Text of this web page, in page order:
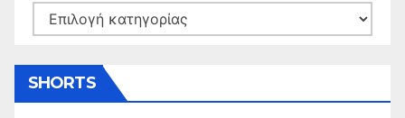
Kατηγορίες
SHORTS